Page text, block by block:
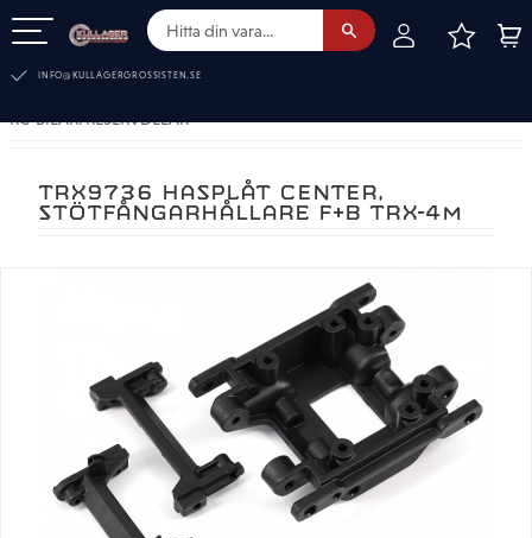
INFO@KULLAGERGROSSISTEN.SE
RC-BILAR. RESERVDELAR
TRX9736 HASPLÅT CENTER,
STÖTFÅNGARHÅLLARE F+B TRX-4M